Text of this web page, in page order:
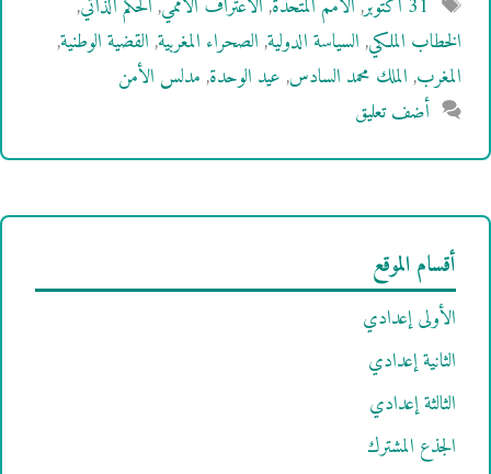
31 أكتوبر ,الأمم المتحدة,الاعتراف الأممي,الحكم الذاتي,
الخطاب الملكي,السياسة الدولية,الصحراء المغربية,القضية الوطنية,
المغرب,الملك محمد السادس,عيد الوحدة,مدلس الأمن
أضف تعليق
أقسام الموقع
الأولى إعدادي
الثانية إعدادي
الثالثة إعدادي
الجذع المشترك